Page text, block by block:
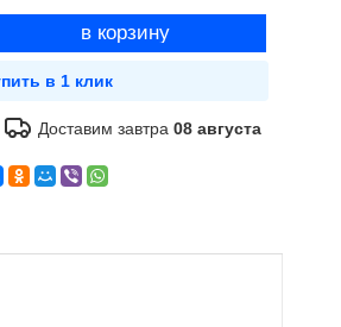
Доставим завтра08 августа